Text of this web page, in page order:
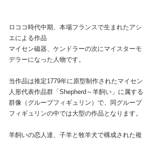
ロココ時代中期、本場フランスで生まれたアシ
エによる作品
マイセン磁器、ケンドラーの次にマイスターモ
デラーになった人物です。
当作品は推定1779年に原型制作されたマイセン
人形代表作品群「Shepherd～羊飼い」に属する
群像（グループフィギュリン）で、同グループ
フィギュリンの中では大型の作品となります。
羊飼いの恋人達、子羊と牧羊犬で構成された複